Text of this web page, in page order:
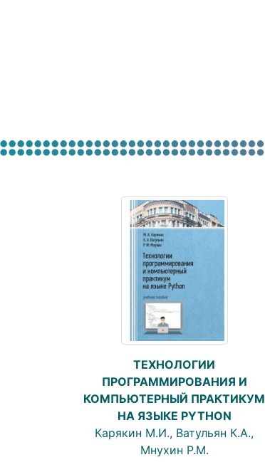
ТЕХНОЛОГИИ
ПРОГРАММИРОВАНИЯ И
КОМПЬЮТЕРНЫЙ ПРАКТИКУМ
НА ЯЗЫКЕ PYTHON
Карякин М.И., Ватульян К.А.,
Мнухин Р.М.